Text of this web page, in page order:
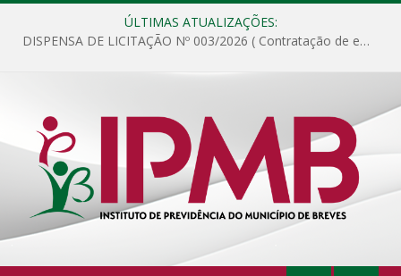
ÚLTIMAS ATUALIZAÇÕES:
DISPENSA DE LICITAÇÃO Nº 003/2026 ( Contratação de empresa para fornecimento de gêneros alimentícios não perecíveis, materiais de expediente, descartáveis, copa e cozinha, para análise e posterior publicação.)